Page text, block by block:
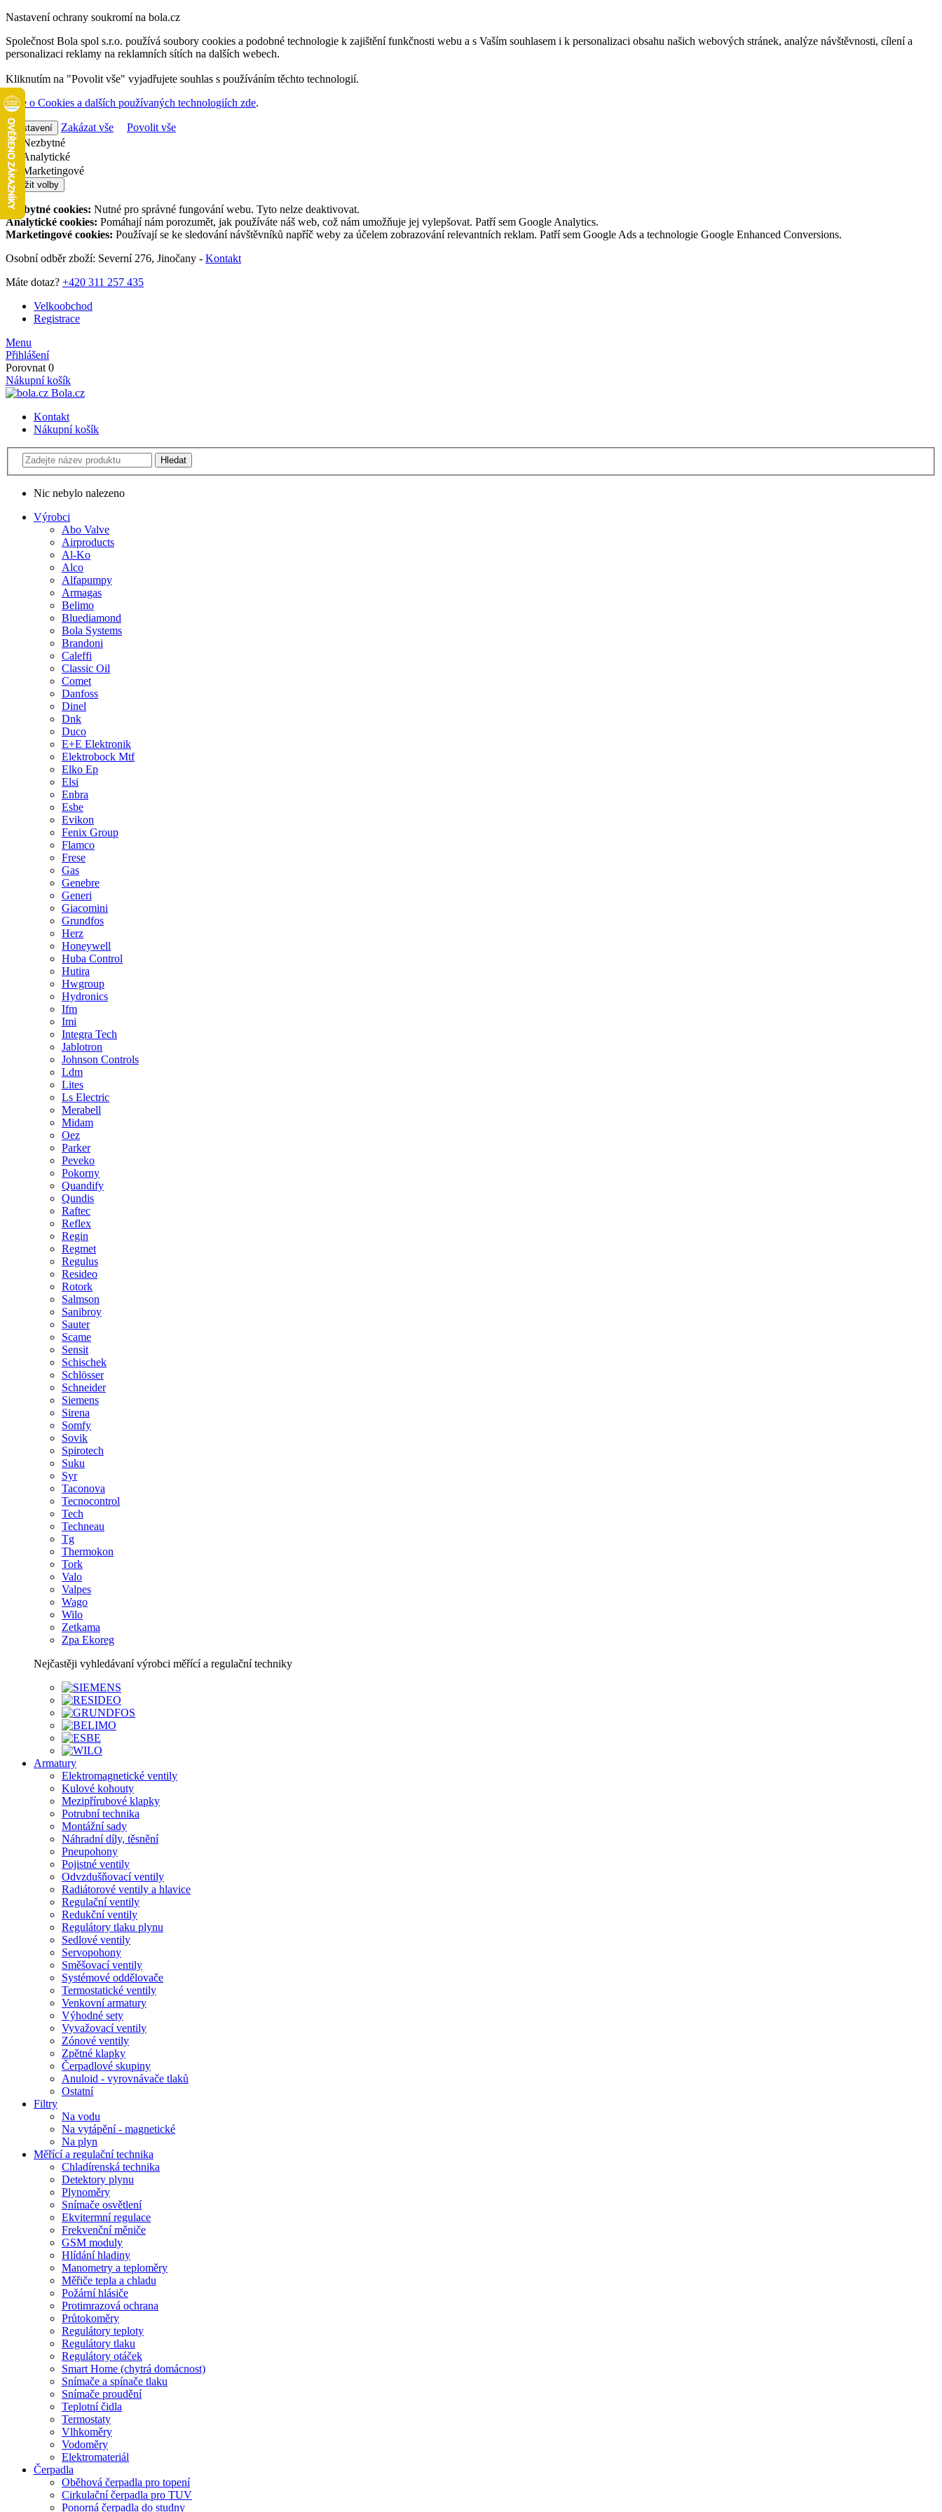
Nastavení ochrany soukromí na bola.cz
Společnost Bola spol s.r.o. používá soubory cookies a podobné technologie k zajištění funkčnosti webu a s Vaším souhlasem i k personalizaci obsahu našich webových stránek, analýze návštěvnosti, cílení a
personalizaci reklamy na reklamních sítích na dalších webech.
Kliknutím na "Povolit vše" vyjadřujete souhlas s používáním těchto technologií.
Více o Cookies a dalších používaných technologiích zde.
Nastavení Zakázat vše
Povolit vše
Nezbytné
Analytické
Marketingové
Uložit volby
Nezbytné cookies: Nutné pro správné fungování webu. Tyto nelze deaktivovat.
Analytické cookies: Pomáhají nám porozumět, jak používáte náš web, což nám umožňuje jej vylepšovat. Patří sem Google Analytics.
Marketingové cookies: Používají se ke sledování návštěvníků napříč weby za účelem zobrazování relevantních reklam. Patří sem Google Ads a technologie Google Enhanced Conversions.
Osobní odběr zboží: Severní 276, Jinočany - Kontakt
Máte dotaz? +420 311 257 435
Velkoobchod
Registrace
Menu
Přihlášení
Porovnat 0
Nákupní košík
Bola.cz
Kontakt
Nákupní košík
Nic nebylo nalezeno
Výrobci
Abo Valve
Airproducts
Al-Ko
Alco
Alfapumpy
Armagas
Belimo
Bluediamond
Bola Systems
Brandoni
Caleffi
Classic Oil
Comet
Danfoss
Dinel
Dnk
Duco
E+E Elektronik
Elektrobock Mtf
Elko Ep
Elsi
Enbra
Esbe
Evikon
Fenix Group
Flamco
Frese
Gas
Genebre
Generi
Giacomini
Grundfos
Herz
Honeywell
Huba Control
Hutira
Hwgroup
Hydronics
Ifm
Imi
Integra Tech
Jablotron
Johnson Controls
Ldm
Lites
Ls Electric
Merabell
Midam
Oez
Parker
Peveko
Pokorny
Quandify
Qundis
Raftec
Reflex
Regin
Regmet
Regulus
Resideo
Rotork
Salmson
Sanibroy
Sauter
Scame
Sensit
Schischek
Schlösser
Schneider
Siemens
Sirena
Somfy
Sovik
Spirotech
Suku
Syr
Taconova
Tecnocontrol
Tech
Techneau
Tg
Thermokon
Tork
Valo
Valpes
Wago
Wilo
Zetkama
Zpa Ekoreg
Nejčastěji vyhledávaní výrobci měřící a regulační techniky
Armatury
Elektromagnetické ventily
Kulové kohouty
Mezipřírubové klapky
Potrubní technika
Montážní sady
Náhradní díly, těsnění
Pneupohony
Pojistné ventily
Odvzdušňovací ventily
Radiátorové ventily a hlavice
Regulační ventily
Redukční ventily
Regulátory tlaku plynu
Sedlové ventily
Servopohony
Směšovací ventily
Systémové oddělovače
Termostatické ventily
Venkovní armatury
Výhodné sety
Vyvažovací ventily
Zónové ventily
Zpětné klapky
Čerpadlové skupiny
Anuloid - vyrovnávače tlaků
Ostatní
Filtry
Na vodu
Na vytápění - magnetické
Na plyn
Měřící a regulační technika
Chladírenská technika
Detektory plynu
Plynoměry
Snímače osvětlení
Ekvitermní regulace
Frekvenční měniče
GSM moduly
Hlídání hladiny
Manometry a teploměry
Měřiče tepla a chladu
Požární hlásiče
Protimrazová ochrana
Průtokoměry
Regulátory teploty
Regulátory tlaku
Regulátory otáček
Smart Home (chytrá domácnost)
Snímače a spínače tlaku
Snímače proudění
Teplotní čidla
Termostaty
Vlhkoměry
Vodoměry
Elektromateriál
Čerpadla
Oběhová čerpadla pro topení
Cirkulační čerpadla pro TUV
Ponorná čerpadla do studny